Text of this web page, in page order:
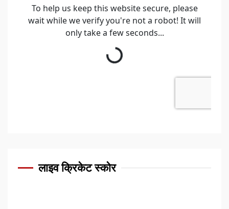
लाइव क्रिकेट स्कोर